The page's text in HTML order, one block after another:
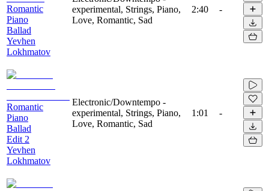
Romantic
Piano
Ballad
Yevhen
Lokhmatov
experimental, Strings, Piano,
Love, Romantic, Sad
2:40 -
Romantic
Piano
Ballad
Edit 2
Yevhen
Lokhmatov
Electronic/Downtempo -
experimental, Strings, Piano,
Love, Romantic, Sad
1:01 -